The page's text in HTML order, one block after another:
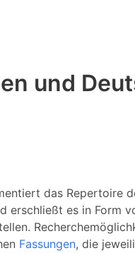
und
das Repertoire
erschließt es in Form
Fassungen, die